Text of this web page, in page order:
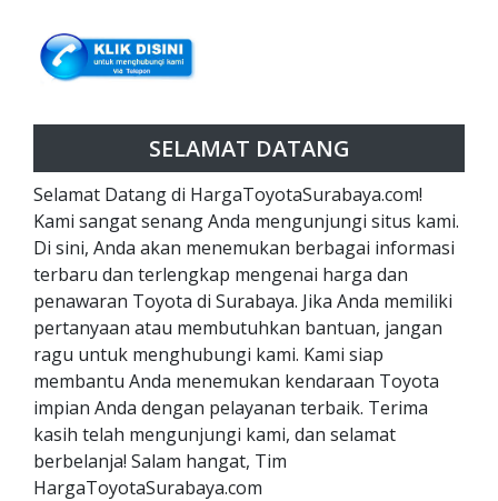
SELAMAT DATANG
Selamat Datang di HargaToyotaSurabaya.com!
Kami sangat senang Anda mengunjungi situs kami.
Di sini, Anda akan menemukan berbagai informasi
terbaru dan terlengkap mengenai harga dan
penawaran Toyota di Surabaya. Jika Anda memiliki
pertanyaan atau membutuhkan bantuan, jangan
ragu untuk menghubungi kami. Kami siap
membantu Anda menemukan kendaraan Toyota
impian Anda dengan pelayanan terbaik. Terima
kasih telah mengunjungi kami, dan selamat
berbelanja! Salam hangat, Tim
HargaToyotaSurabaya.com